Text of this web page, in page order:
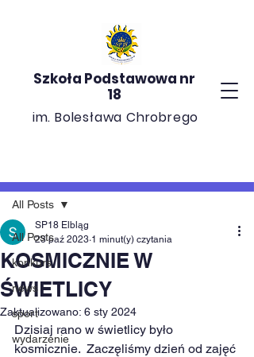
Szkoła Podstawowa nr
18
im. Bolesława Chrobrego
All Posts
konkurs
news
sport
wydarzenie
All Posts
KOSMICZNIE W
ŚWIETLICY
SP18 Elbląg
23 paź 2023 1 minut(y) czytania
Zaktualizowano: 6 sty 2024
Dzisiaj rano w świetlicy było
kosmicznie.  Zaczęliśmy dzień od zajęć